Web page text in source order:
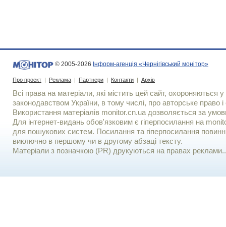
© 2005-2026 Інформ-агенція «Чернігівський монітор»
Про проект | Реклама | Партнери | Контакти | Архів
Всі права на матеріали, які містить цей сайт, охороняються у
законодавством України, в тому числі, про авторське право і
Використання матерiалiв monitor.cn.ua дозволяється за
Для iнтернет-видань обов'язковим є гiперпосилання на
для пошукових систем. Посилання та гіперпосилання
виключно в першому чи в другому абзаці тексту.
Матеріали з позначкою (PR) друкуються на правах реклами..